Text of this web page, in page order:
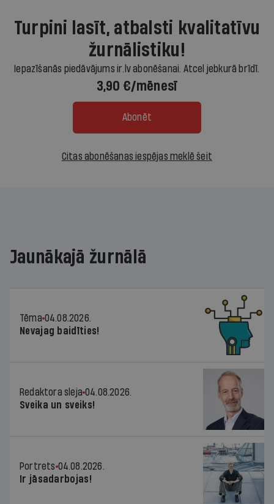
Turpini lasīt, atbalsti kvalitatīvu
žurnālistiku!
Iepazīšanās piedāvājums ir.lv abonēšanai. Atcel jebkurā brīdī.
3,90 €/mēnesī
Abonēt
Citas abonēšanas iespējas meklē šeit
Jaunākajā žurnālā
Tēma 04.08.2026.
Nevajag baidīties!
Redaktora sleja 04.08.2026.
Sveika un sveiks!
Portrets 04.08.2026.
Ir jāsadarbojas!